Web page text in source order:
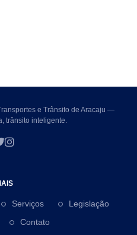
e Trânsito de Aracaju —
trânsito inteligente.
Serviços
Legislação
Contato